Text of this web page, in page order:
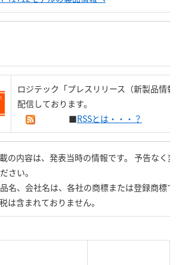
ロジテック「プレスリリース（新製品情報
配信しております。
■RSSとは・・・？
の内容は、発表当時の情報です。 予告なく変
さい。
名、会社名は、各社の商標または登録商標で
は含まれておりません。